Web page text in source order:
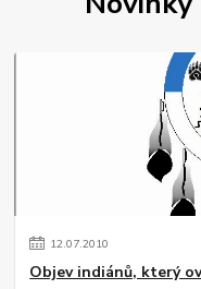
12.07.2010
Objev indiánů, který